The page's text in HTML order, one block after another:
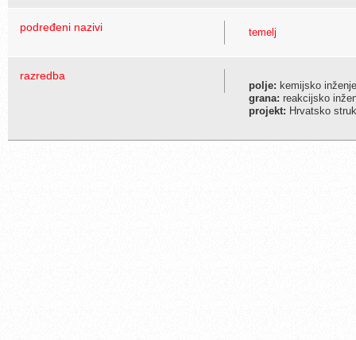
podređeni nazivi temelj
razredba
polje: kemijsko
grana: reakcijsko
projekt: Hrvatsko